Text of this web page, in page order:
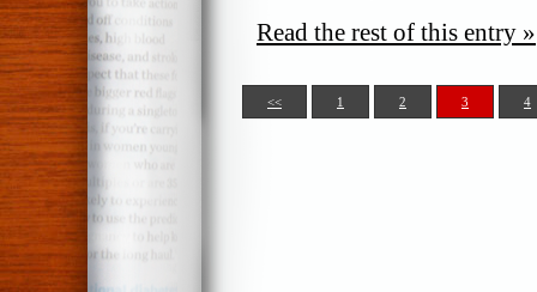
Read the rest of this entry »
<< 1 2 3 4